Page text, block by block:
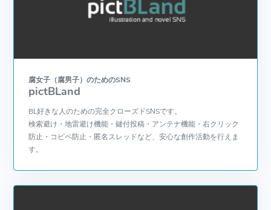
腐女子（腐男子）のためのSNS
pictBLand
BL好きな人のための完全クローズドSNSです。
検索避け・地雷避け機能・鍵付投稿・アンテナ機能・右クリック
防止・コピペ防止・匿名スレッドなど、安心な創作活動を行えま
す。